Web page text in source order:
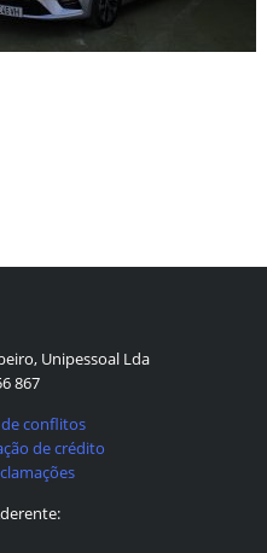
Unipessoal Lda
867
conflitos
de crédito